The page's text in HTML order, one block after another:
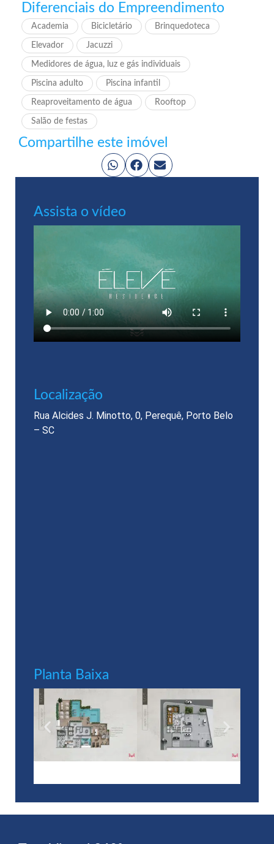
Diferenciais do Empreendimento
Academia Bicicletário Brinquedoteca
Elevador Jacuzzi
Medidores de água, luz e gás individuais
Piscina adulto Piscina infantil
Reaproveitamento de água Rooftop
Salão de festas
Compartilhe este imóvel
Assista o vídeo
Localização​
Rua Alcides J. Minotto, 0, Perequê, Porto Belo
– SC
Planta Baixa